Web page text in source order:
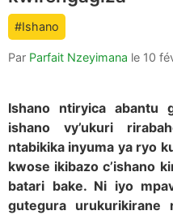
count
#Ishano
Par Parfait Nzeyimana le 10
Ishano ntiryica abantu
ishano vy’ukuri
ntabikika inyuma ya ryo
kwose ikibazo c’ishano
batari bake. Ni iyo
gutegura urukurikirane